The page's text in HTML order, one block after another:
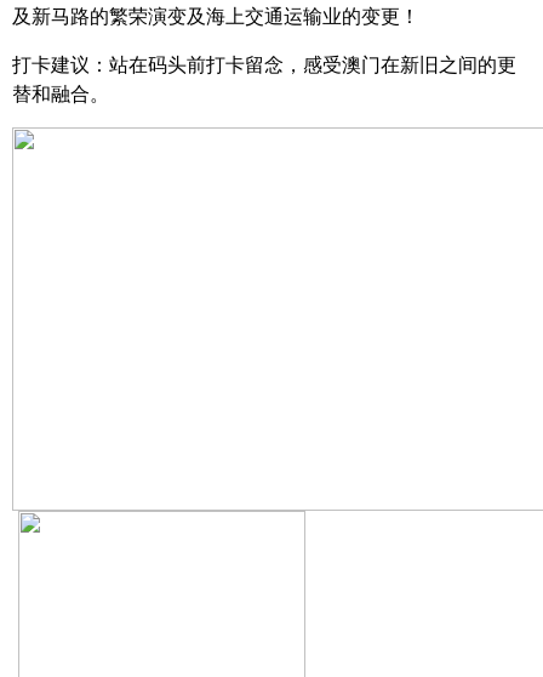
及新马路的繁荣演变及海上交通运输业的变更！
打卡建议：站在码头前打卡留念，感受澳门在新旧之间的更
替和融合。